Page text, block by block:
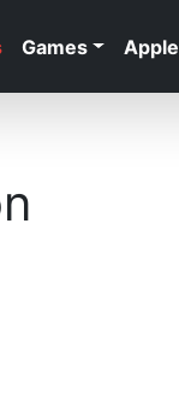
Games Apple